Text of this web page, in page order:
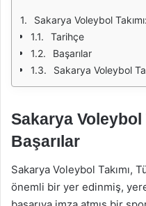
Sakarya Voleybol
Tarihçe
Başarılar
Sakarya Voleybol
Sakarya Voleybol
Başarılar
Sakarya Voleybol Takımı,
önemli bir yer edinmiş,